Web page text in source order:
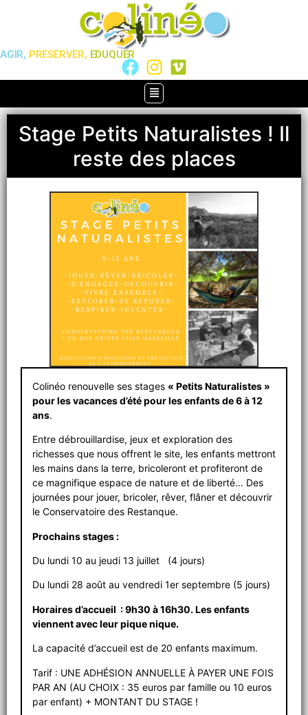
AGIR, PRESERVER, EDUQUER
Stage Petits Naturalistes ! Il
reste des places
Colinéo renouvelle ses stages « Petits Naturalistes »
pour les vacances d’été pour les enfants de 6 à 12
ans.
Entre débrouillardise, jeux et exploration des
richesses que nous offrent le site, les enfants mettront
les mains dans la terre, bricoleront et profiteront de
ce magnifique espace de nature et de liberté… Des
journées pour jouer, bricoler, rêver, flâner et découvrir
le Conservatoire des Restanque.
Prochains stages :
Du lundi 10 au jeudi 13 juillet (4 jours)
Du lundi 28 août au vendredi 1er septembre (5 jours)
Horaires d’accueil : 9h30 à 16h30. Les enfants
viennent avec leur pique nique.
La capacité d’accueil est de 20 enfants maximum.
Tarif : UNE ADHÉSION ANNUELLE À PAYER UNE FOIS
PAR AN (AU CHOIX : 35 euros par famille ou 10 euros
par enfant) + MONTANT DU STAGE !